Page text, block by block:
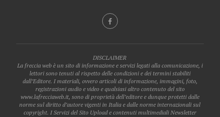
DISCLAIMER
La freccia web è un sito di informazione e servizi legati alla comunicazione, i
lettori sono tenuti al rispetto delle condizioni e dei termini stabiliti
dall’Editore. I materiali, ovvero articoli di informazione, immagini, foto,
registrazioni audio e video e qualsiasi altro contenuto del sito
www.lafrecciaweb.it, sono di proprietà dell’editore e dunque protetti dalle
norme sul diritto d’autore vigenti in Italia e dalle norme internazionali sul
copyright. I Servizi del Sito Upload e contenuti multimediali Newsletter